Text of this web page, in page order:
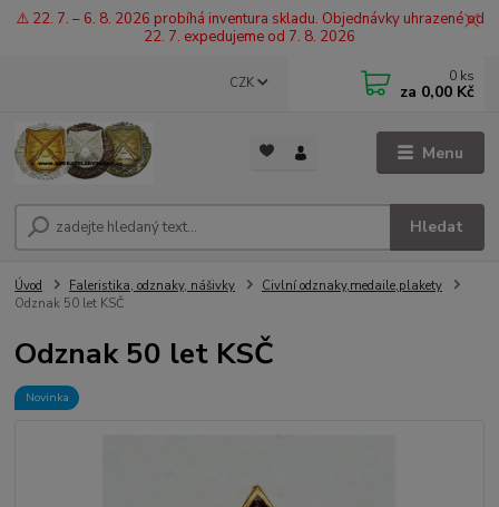
⚠️ 22. 7. – 6. 8. 2026 probíhá inventura skladu. Objednávky uhrazené od
22. 7. expedujeme od 7. 8. 2026
Menu
CZK
Hledat
0 ks
za 0,00 Kč
Úvod Faleristika, odznaky, nášivky
Civlní odznaky,medaile,plakety
Odznak 50 let KSČ
Odznak 50 let KSČ
Novinka